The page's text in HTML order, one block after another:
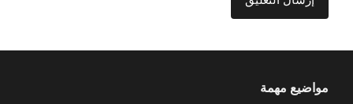
مواضيع مهمة